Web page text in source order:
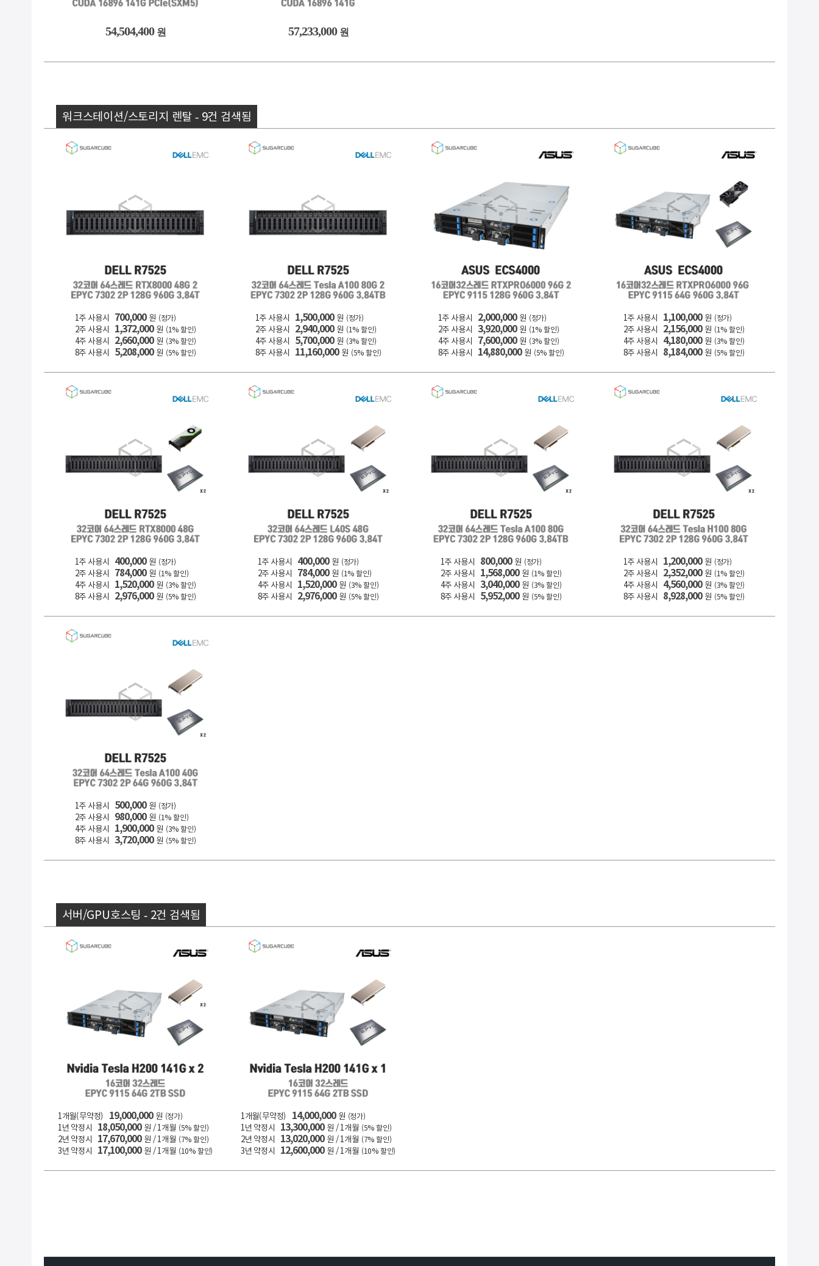
54,504,400 원 57,233,000 원
워크스테이션/스토리지 렌탈 - 9건 검색됨
1주 사용시 700,000 원 (정가)
2주 사용시 1,372,000 원 (1% 할인)
4주 사용시 2,660,000 원 (3% 할인)
8주 사용시 5,208,000 원 (5% 할인)
1주 사용시 1,500,000 원 (정가)
2주 사용시 2,940,000 원 (1% 할인)
4주 사용시 5,700,000 원 (3% 할인)
8주 사용시 11,160,000 원 (5% 할인)
1주 사용시 2,000,000 원 (정가)
2주 사용시 3,920,000 원 (1% 할인)
4주 사용시 7,600,000 원 (3% 할인)
8주 사용시 14,880,000 원 (5% 할인)
1주 사용시 1,100,000 원 (정가)
2주 사용시 2,156,000 원 (1% 할인)
4주 사용시 4,180,000 원 (3% 할인)
8주 사용시 8,184,000 원 (5% 할인)
1주 사용시 400,000 원 (정가)
2주 사용시 784,000 원 (1% 할인)
4주 사용시 1,520,000 원 (3% 할인)
8주 사용시 2,976,000 원 (5% 할인)
1주 사용시 400,000 원 (정가)
2주 사용시 784,000 원 (1% 할인)
4주 사용시 1,520,000 원 (3% 할인)
8주 사용시 2,976,000 원 (5% 할인)
1주 사용시 800,000 원 (정가)
2주 사용시 1,568,000 원 (1% 할인)
4주 사용시 3,040,000 원 (3% 할인)
8주 사용시 5,952,000 원 (5% 할인)
1주 사용시 1,200,000 원 (정가)
2주 사용시 2,352,000 원 (1% 할인)
4주 사용시 4,560,000 원 (3% 할인)
8주 사용시 8,928,000 원 (5% 할인)
1주 사용시 500,000 원 (정가)
2주 사용시 980,000 원 (1% 할인)
4주 사용시 1,900,000 원 (3% 할인)
8주 사용시 3,720,000 원 (5% 할인)
서버/GPU호스팅 - 2건 검색됨
1개월(무약정) 19,000,000 원 (정가)
1년 약정시 18,050,000 원 / 1개월 (5% 할인)
2년 약정시 17,670,000 원 / 1개월 (7% 할인)
3년 약정시 17,100,000 원 / 1개월 (10% 할인)
1개월(무약정) 14,000,000 원 (정가)
1년 약정시 13,300,000 원 / 1개월 (5% 할인)
2년 약정시 13,020,000 원 / 1개월 (7% 할인)
3년 약정시 12,600,000 원 / 1개월 (10% 할인)